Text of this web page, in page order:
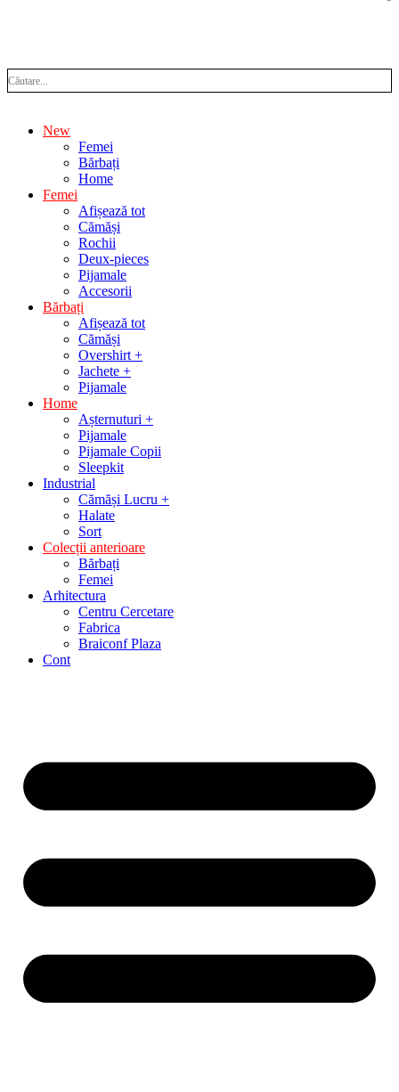
New
Femei
Bărbați
Home
Femei
Afișează tot
Cămăși
Rochii
Deux-pieces
Pijamale
Accesorii
Bărbați
Afișează tot
Cămăși
Overshirt +
Jachete +
Pijamale
Home
Așternuturi +
Pijamale
Pijamale Copii
Sleepkit
Industrial
Cămăși Lucru +
Halate
Sort
Colecții anterioare
Bărbați
Femei
Arhitectura
Centru Cercetare
Fabrica
Braiconf Plaza
Cont